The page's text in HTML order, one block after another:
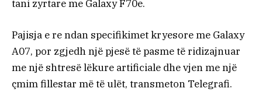
tani zyrtare me Galaxy F70e.
Pajisja e re ndan specifikimet kryesore me Galaxy
A07, por zgjedh një pjesë të pasme të ridizajnuar
me një shtresë lëkure artificiale dhe vjen me një
çmim fillestar më të ulët, transmeton Telegrafi.